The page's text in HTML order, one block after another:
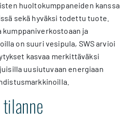
huoltokumppaneiden kanssa
sekä hyväksi todettu tuote.
kumppaniverkostoaan ja
on suuri vesipula, SWS arvioi
kasvaa merkittäväksi
uusiutuvaan energiaan